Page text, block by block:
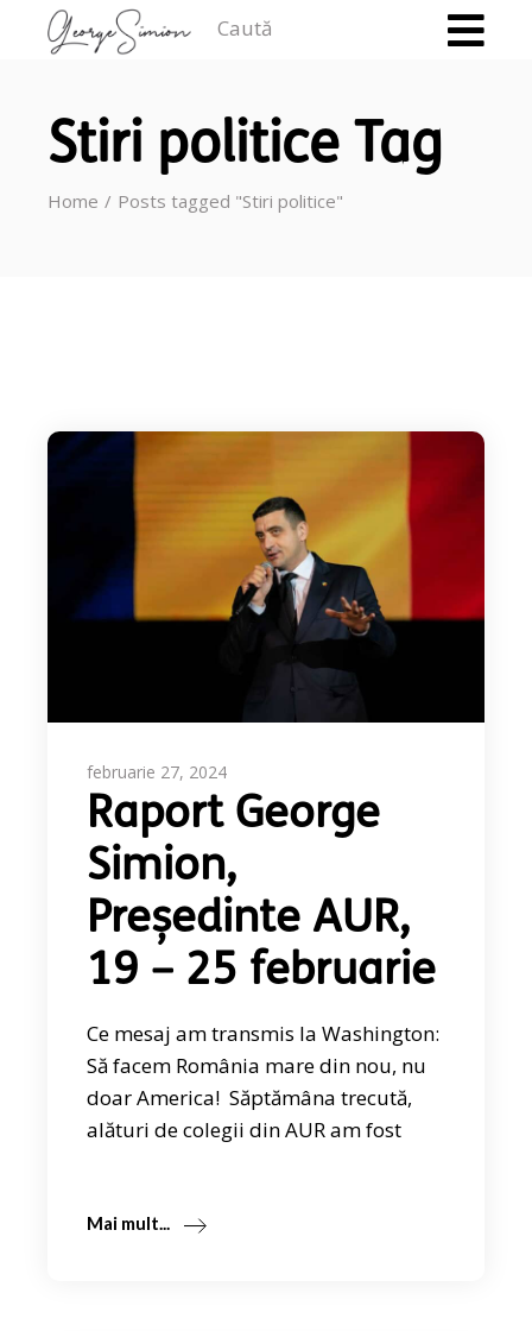
Stiri politice Tag
Home Posts tagged "Stiri politice"
februarie 27, 2024
Raport George
Simion,
Președinte AUR,
19 – 25 februarie
Ce mesaj am transmis la Washington:
Să facem România mare din nou, nu
doar America! Săptămâna trecută,
alături de colegii din AUR am fost
Mai mult...